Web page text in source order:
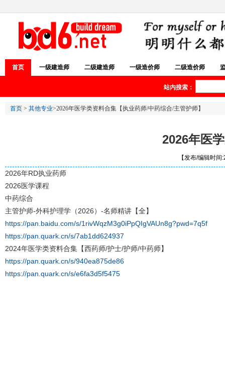
首页 一级建造师 二级建造师 一级造价师 二级造价师
站内搜索：
首页 > 其他专业>2026年医学类资料合集【执业药师/中药综合/主管护师】
2026年医
【发布/编辑时
2026年RD执业药师
2026医学课程
中药综合
主管护师-外科护理学（2026）-名师精讲【全】
https://pan.baidu.com/s/1rivWqzM3g0iPpQIgVAUn8g?pwd=7q5f
https://pan.quark.cn/s/7ab1dd624937
2024年医学类资料合集【西药师/护士/护师/中药师】
https://pan.quark.cn/s/940ea875de86
https://pan.quark.cn/s/e6fa3d5f5475